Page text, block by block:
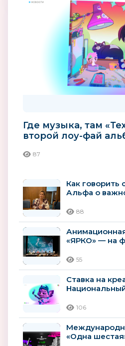
Где музыка, там
второй лоу-фай
87
Как говорить
Альфа о
анимации в...
88
«ЯРКО» — на
55
Ставка на
компетенций...
106
«Одна